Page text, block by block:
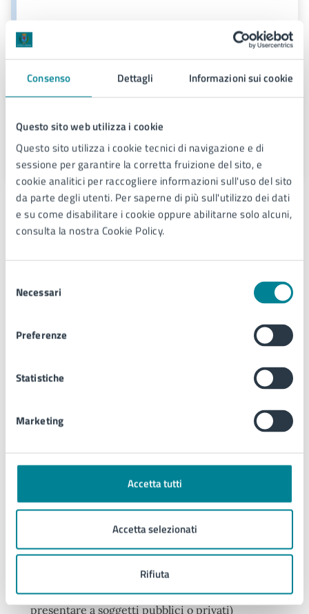
Consenso Dettagli Informazioni sui cookie
Questo sito web utilizza i cookie
Questo sito utilizza i cookie tecnici di navigazione e di
sessione per garantire la corretta fruizione del sito, e
cookie analitici per raccogliere informazioni sull'uso del sito
da parte degli utenti. Per saperne di più sull'utilizzo dei dati
e su come disabilitare i cookie oppure abilitarne solo alcuni,
consulta la nostra Cookie Policy.
delNecessari
Preferenze
Statistiche
Marketing
Accetta tutti
Accetta selezionati
Rifiuta
Via Sant'Antonio 11 - Jesolo (VE),
30016
Argomenti:
Nel caso di richiesta diretta allo sportello il servizio è
Nel caso di richiesta di autentica a domicilio il servizio
è erogato appena si renda disponibile il personale della
L'attestazione è apposta di seguito alla sottoscrizione.
Possono essere autenticate le sottoscrizioni in calce ai
seguenti tipi di documenti:
amministrazione o ad un privato)
dichiarazioni sostitutive dell'atto di notorietà
(dichiarazioni di conoscenza del sottoscrittore da
presentare a soggetti pubblici o privati)